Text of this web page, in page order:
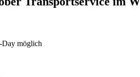
Day möglich